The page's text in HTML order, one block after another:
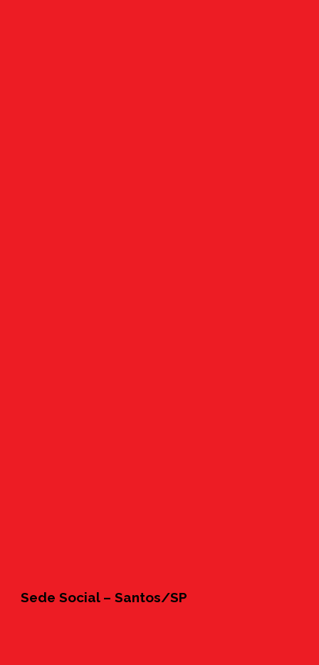
Sede Social – Santos/SP